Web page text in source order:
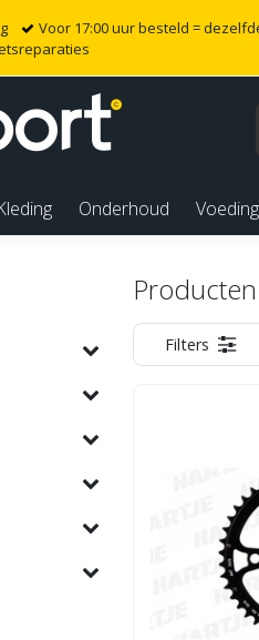
Voor 17:00 uur besteld =
Onderhoud Voeding
Filters